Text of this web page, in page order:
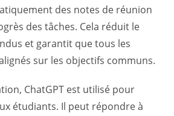
des notes de réunion
des tâches. Cela réduit le
et garantit que tous les
sur les objectifs communs.
ChatGPT est utilisé pour
étudiants. Il peut répondre à